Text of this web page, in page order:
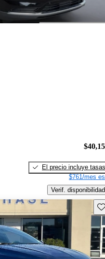
El precio incluye tasas
$761/mes
Verif. disponibilidad